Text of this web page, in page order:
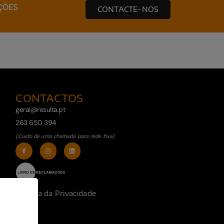
CONTACTE-NOS
CONTACTOS
geral@resulta.pt
263 650 394
(Custo de uma chamada para rede fixa)
Política da Privacidade